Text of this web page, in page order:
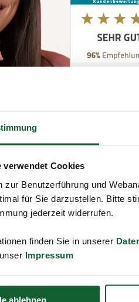
verwendet Cookies
zur Benutzerführung und
für Sie darzustellen. Bitte
jederzeit widerrufen.
finden Sie in unserer
Impressum
ablehnen
Unsere
Mitglied werden?
Mit diesem Formular
Ein Berater in Ihrer
Frau Herr